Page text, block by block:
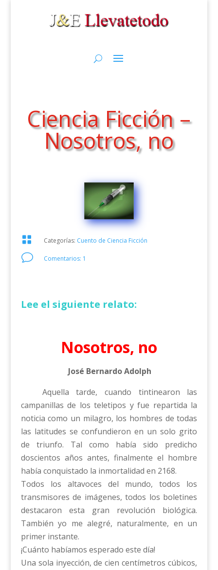
Ciencia Ficción –
Nosotros, no
 Categorías: Cuento de Ciencia Ficción
v Comentarios: 1
Lee el siguiente relato:
Nosotros, no
José Bernardo Adolph
Aquella tarde, cuando tintinearon las
campanillas de los teletipos y fue repartida la
noticia como un milagro, los hombres de todas
las latitudes se confundieron en un solo grito
de triunfo. Tal como había sido predicho
doscientos años antes, finalmente el hombre
había conquistado la inmortalidad en 2168.
Todos los altavoces del mundo, todos los
transmisores de imágenes, todos los boletines
destacaron esta gran revolución biológica.
También yo me alegré, naturalmente, en un
primer instante.
¡Cuánto habíamos esperado este día!
Una sola inyección, de cien centímetros cúbicos,